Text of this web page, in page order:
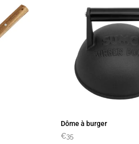
Dôme à burger
€35